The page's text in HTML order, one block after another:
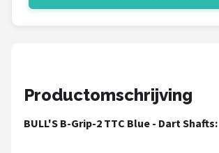
KOTO
Alle merken →
Productomschrijving
BULL'S B-Grip-2 TTC Blue - Dart Shafts: